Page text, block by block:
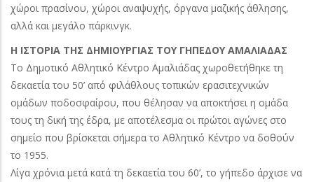
χώροι πρασίνου, χώροι αναψυχής, όργανα μαζικής άθλησης,
αλλά και μεγάλο πάρκινγκ.
Η ΙΣΤΟΡΙΑ ΤΗΣ ΔΗΜΙΟΥΡΓΙΑΣ ΤΟΥ ΓΗΠΕΔΟΥ ΑΜΑΛΙΑΔΑΣ
Το Δημοτικό Αθλητικό Κέντρο Αμαλιάδας χωροθετήθηκε τη
δεκαετία του 50’ από φιλάθλους τοπικών ερασιτεχνικών
ομάδων ποδοσφαίρου, που θέλησαν να αποκτήσει η ομάδα
τους τη δική της έδρα, με αποτέλεσμα οι πρώτοι αγώνες στο
σημείο που βρίσκεται σήμερα το Αθλητικό Κέντρο να δοθούν
το 1955.
Λίγα χρόνια μετά κατά τη δεκαετία του 60’, το γήπεδο άρχισε να